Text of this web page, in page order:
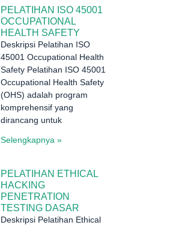
PELATIHAN ISO 45001
OCCUPATIONAL
HEALTH SAFETY
Deskripsi Pelatihan ISO
45001 Occupational Health
Safety Pelatihan ISO 45001
Occupational Health Safety
(OHS) adalah program
komprehensif yang
dirancang untuk
Selengkapnya »
PELATIHAN ETHICAL
HACKING
PENETRATION
TESTING DASAR
Deskripsi Pelatihan Ethical